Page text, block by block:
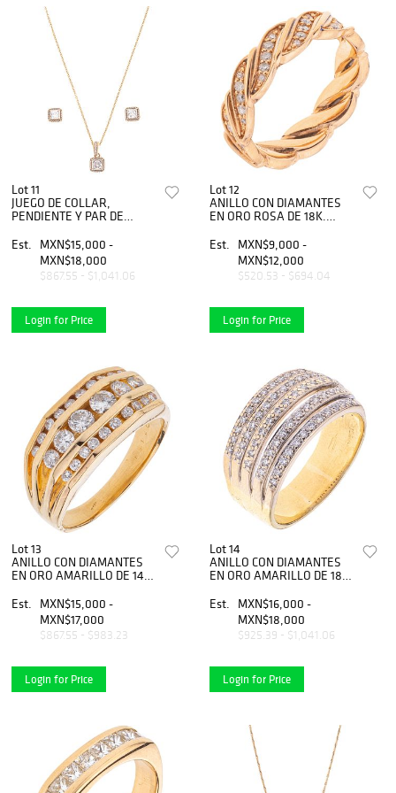
Lot 11
JUEGO DE COLLAR,
PENDIENTE Y PAR DE
CIRCONIAS EN ORO
AMARILLO DE 14K DE LA
FIRMA PANDORA
Est.
MXN$15,000 -
MXN$18,000
$867.55 - $1,041.06
Login for Price
Lot 12
ANILLO CON DIAMANTES
EN ORO ROSA DE 18K.
~0.25 ct. Peso: 4.4 g. Talla:
Est.
MXN$9,000 -
MXN$12,000
$520.53 - $694.04
Login for Price
Lot 13
ANILLO CON DIAMANTES
EN ORO AMARILLO DE 14K.
~0.60 ct. Peso: 9.2 g. Talla:
Est.
MXN$15,000 -
MXN$17,000
$867.55 - $983.23
Login for Price
Lot 14
ANILLO CON DIAMANTES
EN ORO AMARILLO DE 18K.
~0.30 ct. Talla: 7 Ã‚Â¾
Est.
MXN$16,000 -
MXN$18,000
$925.39 - $1,041.06
Login for Price